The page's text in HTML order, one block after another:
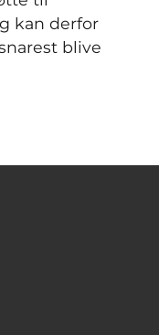
kan derfor
blive